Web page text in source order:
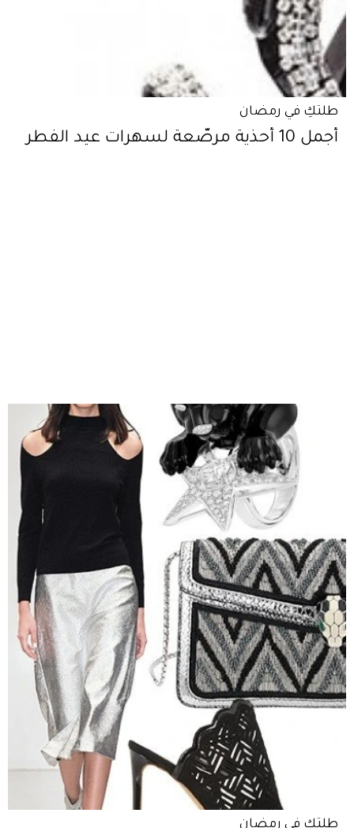
طلتكِ في رمضان
أجمل 10 أحذية مرصّعة لسهرات عيد الفطر
طلتكِ في رمضان